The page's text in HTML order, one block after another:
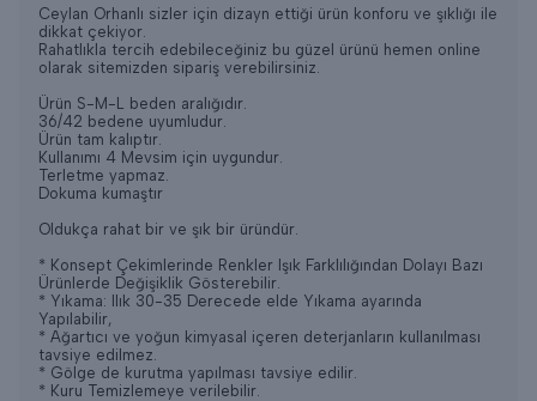
Ceylan Orhanlı sizler için dizayn ettiği ürün konforu ve şıklığı ile
dikkat çekiyor.
Rahatlıkla tercih edebileceğiniz bu güzel ürünü hemen online
olarak sitemizden sipariş verebilirsiniz.
Ürün S-M-L beden aralığıdır.
36/42 bedene uyumludur.
Ürün tam kalıptır.
Kullanımı 4 Mevsim için uygundur.
Terletme yapmaz.
Dokuma kumaştır
Oldukça rahat bir ve şık bir üründür.
* Konsept Çekimlerinde Renkler Işık Farklılığından Dolayı Bazı
Ürünlerde Değişiklik Gösterebilir.
* Yıkama: Ilık 30-35 Derecede elde Yıkama ayarında
Yapılabilir,
* Ağartıcı ve yoğun kimyasal içeren deterjanların kullanılması
tavsiye edilmez.
* Gölge de kurutma yapılması tavsiye edilir.
* Kuru Temizlemeye verilebilir.